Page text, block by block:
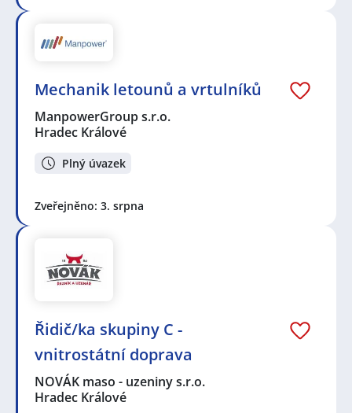
Mechanik letounů a vrtulníků
ManpowerGroup s.r.o.
Hradec Králové
Plný úvazek
Zveřejněno: 3. srpna
Řidič/ka skupiny C -
vnitrostátní doprava
NOVÁK maso - uzeniny s.r.o.
Hradec Králové